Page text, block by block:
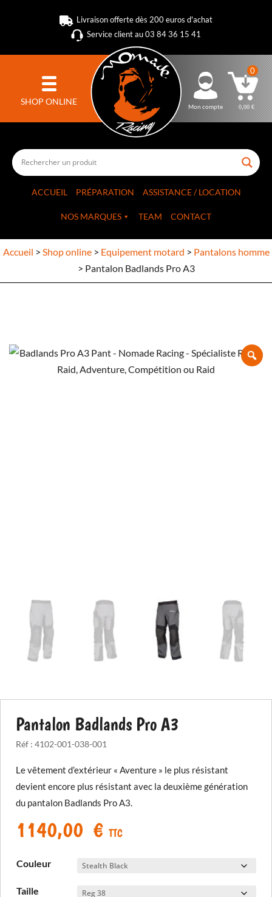
Livraison offerte dès 200 euros d'achat
Service client au 03 84 36 15 41
SHOP ONLINE Mon compte
0
0,00€
ACCUEIL PRÉPARATION ASSISTANCE / LOCATION
NOS MARQUES TEAM CONTACT
Accueil > Shop online> Equipement motard > Pantalons homme
> Pantalon Badlands Pro A3
Pantalon Badlands Pro A3
Réf : 4102-001-038-001
Le vêtement d’extérieur « Aventure » le plus résistant
devient encore plus résistant avec la deuxième génération
du pantalon Badlands Pro A3.
1140,00 € TTC
Couleur
Taille